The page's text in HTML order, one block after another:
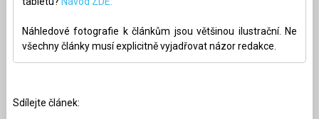
Náhledové fotografie k článkům jsou většinou ilustrační. Ne
všechny články musí explicitně vyjadřovat názor redakce.
Sdílejte článek: